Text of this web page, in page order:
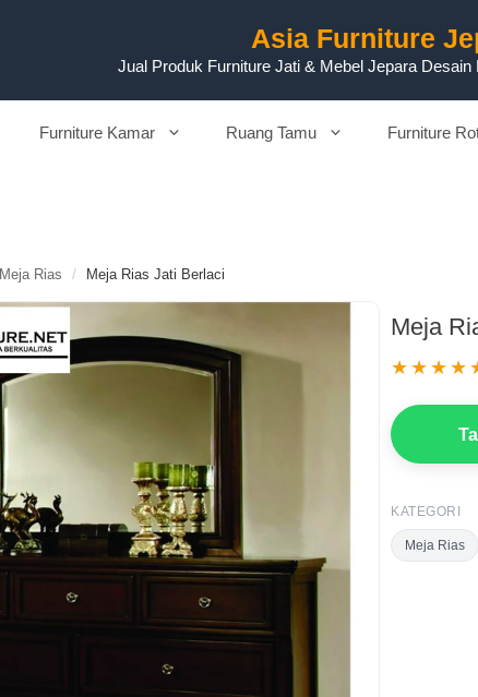
Asia Furniture
Jual Produk Furniture Jati & Mebel Jepara Desain
Furniture Kamar Ruang Tamu Furniture
Meja Rias / Meja Rias Jati Berlaci
Meja
KATEGORI
Meja Rias